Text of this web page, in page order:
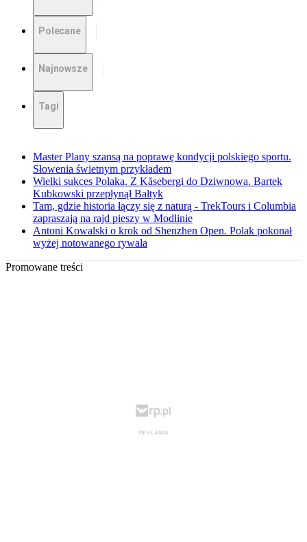
Polecane
Najnowsze
Tagi
Master Plany szansą na poprawę kondycji polskiego sportu.
Słowenia świetnym przykładem
Wielki sukces Polaka. Z Kåsebergi do Dziwnowa. Bartek
Kubkowski przepłynął Bałtyk
Tam, gdzie historia łączy się z naturą - TrekTours i Columbia
zapraszają na rajd pieszy w Modlinie
Antoni Kowalski o krok od Shenzhen Open. Polak pokonał
wyżej notowanego rywala
Promowane treści